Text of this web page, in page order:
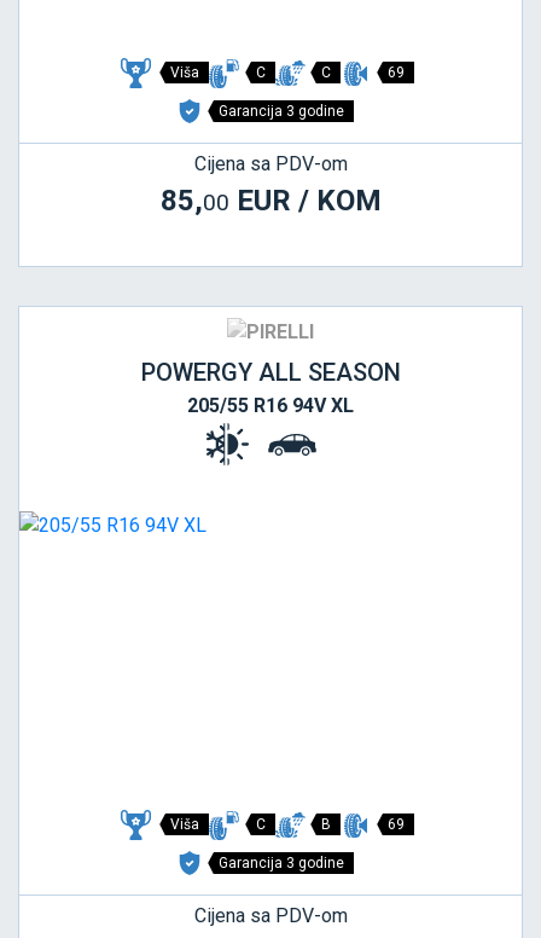
Viša C C 69
Garancija 3 godine
Cijena sa PDV-om
85,00 EUR / KOM
POWERGY ALL SEASON
205/55 R16 94V XL
Viša C B 69
Garancija 3 godine
Cijena sa PDV-om